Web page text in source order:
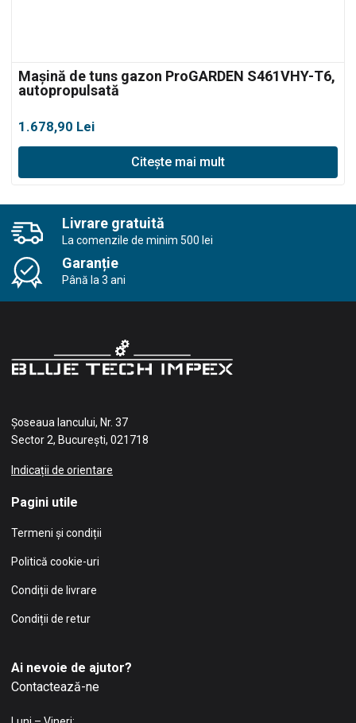
Mașină de tuns gazon ProGARDEN S461VHY-T6,
autopropulsată
1.678,90 Lei
Citește mai mult
Livrare gratuită
La comenzile de minim 500 lei
Garanție
Până la 3 ani
Șoseaua Iancului, Nr. 37
Sector 2, București, 021718
Indicații de orientare
Pagini utile
Termeni și condiții
Politică cookie-uri
Condiții de livrare
Condiții de retur
Ai nevoie de ajutor?
Contactează-ne